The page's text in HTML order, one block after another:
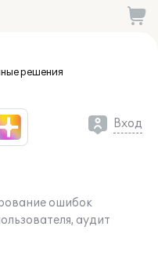
решения
Вход
ошибок
аудит